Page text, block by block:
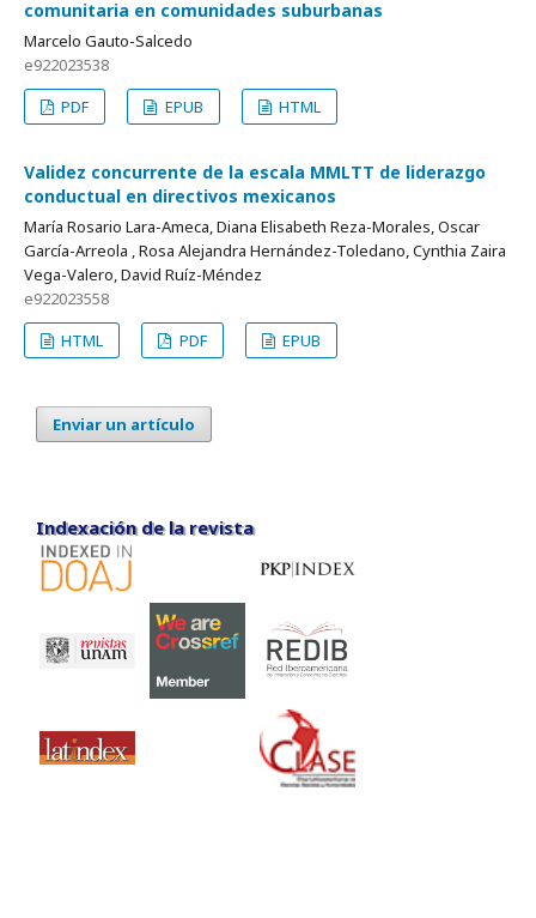
comunitaria en comunidades suburbanas
Marcelo Gauto-Salcedo
e922023538
PDF
EPUB HTML
Validez concurrente de la escala MMLTT de liderazgo
conductual en directivos mexicanos
María Rosario Lara-Ameca, Diana Elisabeth Reza-Morales, Oscar
García-Arreola , Rosa Alejandra Hernández-Toledano, Cynthia Zaira
Vega-Valero, David Ruíz-Méndez
e922023558
HTML
PDF EPUB
Enviar un artículo
Indexación de la revista
Indexación de la revista